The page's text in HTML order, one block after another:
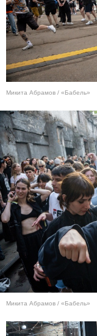
Микита Абрамов / «Бабель»
Микита Абрамов / «Бабель»